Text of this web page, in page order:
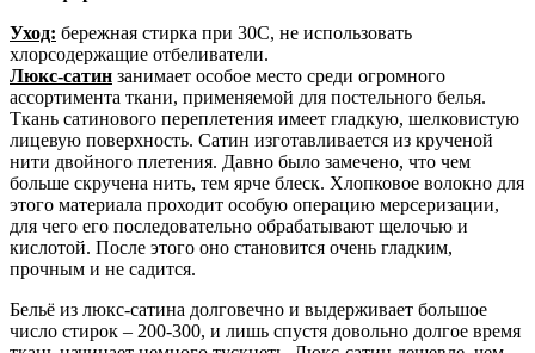
Уход: бережная стирка при 30С, не использовать
хлорсодержащие отбеливатели.
Люкс-сатин занимает особое место среди огромного
ассортимента ткани, применяемой для постельного белья.
Ткань сатинового переплетения имеет гладкую, шелковистую
лицевую поверхность. Сатин изготавливается из крученой
нити двойного плетения. Давно было замечено, что чем
больше скручена нить, тем ярче блеск. Хлопковое волокно для
этого материала проходит особую операцию мерсеризации,
для чего его последовательно обрабатывают щелочью и
кислотой. После этого оно становится очень гладким,
прочным и не садится.
Бельё из люкс-сатина долговечно и выдерживает большое
число стирок – 200-300, и лишь спустя довольно долгое время